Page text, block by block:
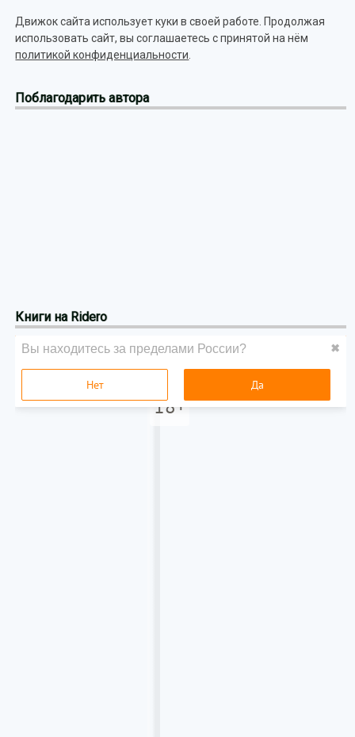
Движок сайта использует куки в своей работе. Продолжая
использовать сайт, вы соглашаетесь с принятой на нём
политикой конфиденциальности
Поблагодарить автора
Книги на Ridero